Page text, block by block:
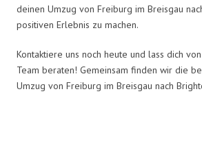
deinen Umzug von Freiburg im Breisgau
positiven Erlebnis zu machen.
Kontaktiere uns noch heute und lass dich
Team beraten! Gemeinsam finden wir die
Umzug von Freiburg im Breisgau nach